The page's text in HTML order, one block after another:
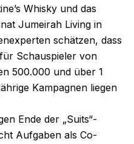
Whisky und das
Jumeirah Living in
schätzen, dass
Schauspieler von
500.000 und über 1
Kampagnen liegen
Ende der „Suits“-
Aufgaben als Co-